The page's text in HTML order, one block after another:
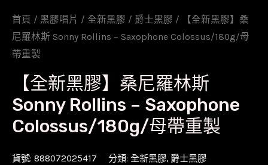
首頁 / 黑膠唱片 / 全新黑膠 / 爵士黑膠 / 【全新黑膠】桑
尼羅林斯 Sonny Rollins – Saxophone Colossus/180g/母
帶重製
【全新黑膠】桑尼羅林斯
Sonny Rollins – Saxophone
Colossus/180g/母帶重製
貨號: 888072025417 分類: 全新黑膠, 爵士黑膠